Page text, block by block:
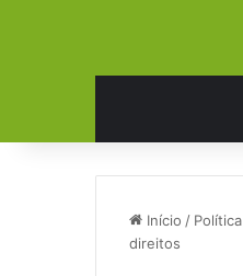
Início / Política
direitos